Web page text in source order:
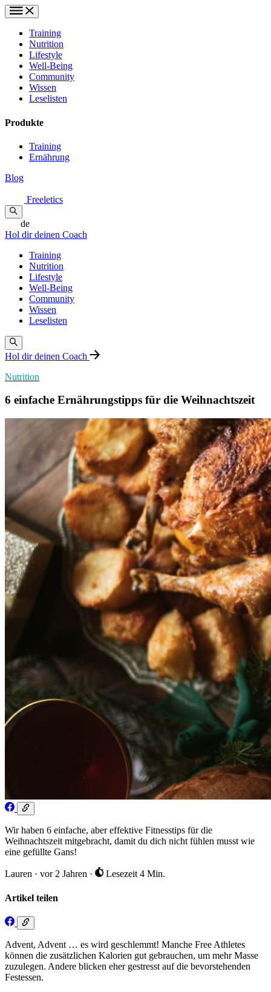
Training
Nutrition
Lifestyle
Well-Being
Community
Wissen
Leselisten
Produkte
Training
Ernährung
Blog
Freeletics
de
Hol dir deinen Coach
Training
Nutrition
Lifestyle
Well-Being
Community
Wissen
Leselisten
Hol dir deinen Coach
Nutrition
6 einfache Ernährungstipps für die Weihnachtszeit
Wir haben 6 einfache, aber effektive Fitnesstips für die
Weihnachtszeit mitgebracht, damit du dich nicht fühlen musst wie
eine gefüllte Gans!
Lauren · vor 2 Jahren · Lesezeit 4 Min.
Artikel teilen
Advent, Advent … es wird geschlemmt! Manche Free Athletes
können die zusätzlichen Kalorien gut gebrauchen, um mehr Masse
zuzulegen. Andere blicken eher gestresst auf die bevorstehenden
Festessen.